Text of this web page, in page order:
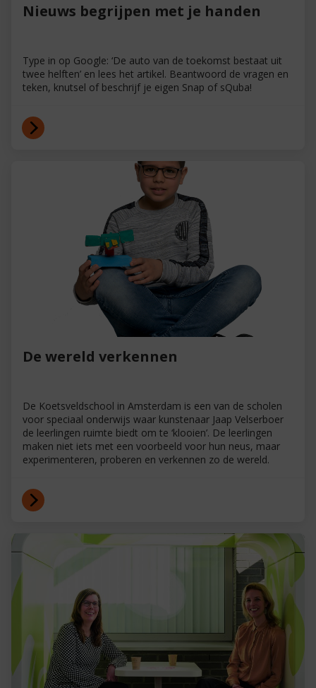
Nieuws begrijpen met je handen
Type in op Google: ‘De auto van de toekomst bestaat uit
twee helften’ en lees het artikel. Beantwoord de vragen en
teken, knutsel of beschrijf je eigen Snap of sQuba!
De wereld verkennen
De Koetsveldschool in Amsterdam is een van de scholen
voor speciaal onderwijs waar kunstenaar Jaap Velserboer
de leerlingen ruimte biedt om te ‘klooien’. De leerlingen
maken niet iets met een voorbeeld voor hun neus, maar
experimenteren, proberen en verkennen zo de wereld.